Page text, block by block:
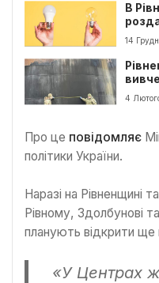
В
14
4
Про це повідомляє
політики України.
Наразі на Рівненщині
Рівному, Здолбунові
планують відкрити ще
«У Центрах